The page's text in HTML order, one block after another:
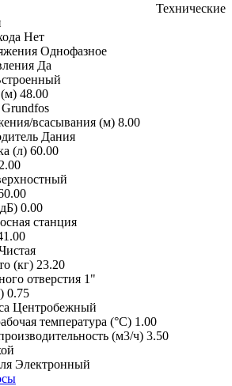
Технические
Нет
Однофазное
Да
48.00
Grundfos
всасывания (м) 8.00
Дания
(л) 60.00
0.00
станция
(кг) 23.20
отверстия 1"
0.75
Центробежный
температура (°С) 1.00
(м3/ч) 3.50
Электронный